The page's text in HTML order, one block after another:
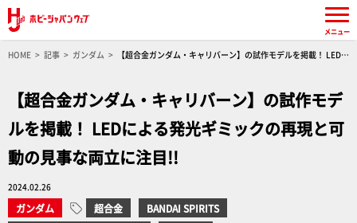
HOME 記事 ガンダム
【超合金ガンダム・キャリバーン】の試作モデルを掲載！ LEDに
【超合金ガンダム・キャリバーン】の試作モデ
ルを掲載！ LEDによる発光ギミックの再現と可
動の見事な両立に注目!!
2024.02.26
ガンダム 超合金
BANDAI SPIRITS
メニュー